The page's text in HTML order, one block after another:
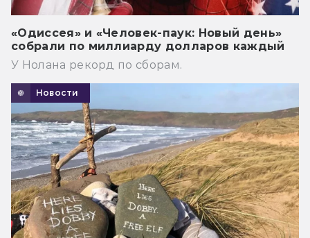
«Одиссея» и «Человек-паук: Новый день»
собрали по миллиарду долларов каждый
У Нолана рекорд по сборам.
Новости